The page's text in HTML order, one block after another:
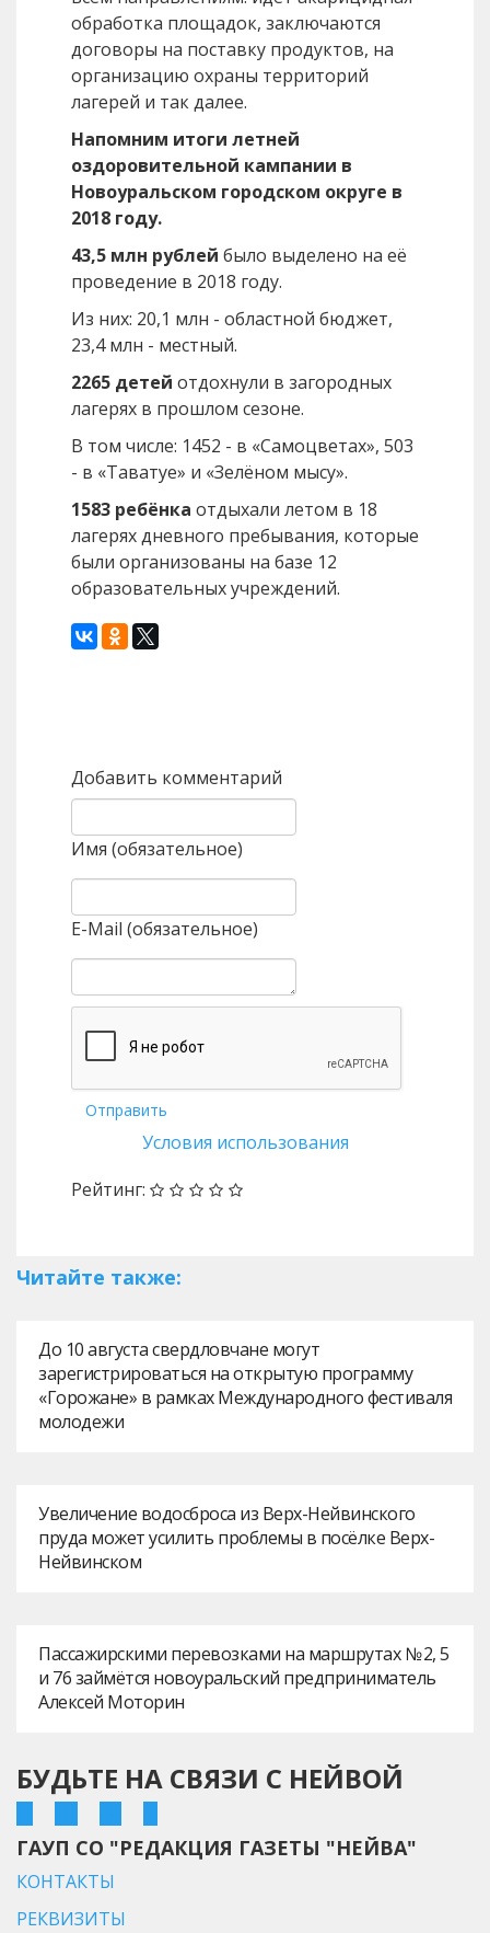
обработка площадок, заключаются
договоры на поставку продуктов, на
организацию охраны территорий
лагерей и так далее.
Напомним итоги летней
оздоровительной кампании в
Новоуральском городском округе в
2018 году.
43,5 млн рублей было выделено на её
проведение в 2018 году.
Из них: 20,1 млн - областной бюджет,
23,4 млн - местный.
2265 детей отдохнули в загородных
лагерях в прошлом сезоне.
В том числе: 1452 - в «Самоцветах», 503
- в «Таватуе» и «Зелёном мысу».
1583 ребёнка отдыхали летом в 18
лагерях дневного пребывания, которые
были организованы на базе 12
образовательных учреждений.
Добавить комментарий
Имя (обязательное)
E-Mail (обязательное)
Отправить
Условия использования
Рейтинг:
Читайте также:
До 10 августа свердловчане могут
зарегистрироваться на открытую программу
«Горожане» в рамках Международного фестиваля
молодежи
Увеличение водосброса из Верх-Нейвинского
пруда может усилить проблемы в посёлке Верх-
Нейвинском
Пассажирскими перевозками на маршрутах № 2, 5
и 76 займётся новоуральский предприниматель
Алексей Моторин
БУДЬТЕ НА СВЯЗИ С НЕЙВОЙ
ГАУП СО "РЕДАКЦИЯ ГАЗЕТЫ "НЕЙВА"
КОНТАКТЫ
РЕКВИЗИТЫ